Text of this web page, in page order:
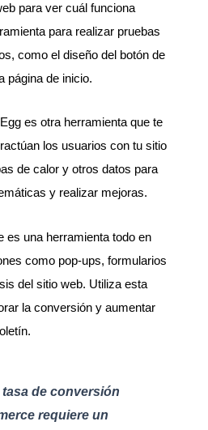
para ver cuál funciona
para realizar pruebas
como el diseño del botón de
página de inicio.
es otra herramienta que te
los usuarios con tu sitio
de calor y otros datos para
y realizar mejoras.
es una herramienta todo en
como pop-ups, formularios
del sitio web. Utiliza esta
la conversión y aumentar
de conversión
requiere un